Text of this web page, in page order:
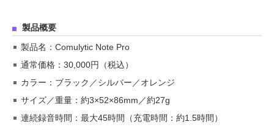
製品概要
製品名：Comulytic Note Pro
通常価格：30,000円（税込）
カラー：ブラック／シルバー／オレンジ
サイズ／重量：約3×52×86mm／約27g
連続録音時間：最大45時間（充電時間：約1.5時間）